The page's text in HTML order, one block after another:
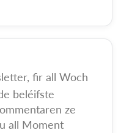
fir all Woch
beléifste
ze
all Moment